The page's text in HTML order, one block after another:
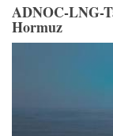
ADNOC-LNG-
Hormuz